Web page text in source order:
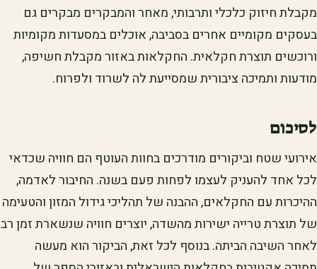
מקבלת חיזוק כלכלי ותרבותי, מאחר והמבקרים מבקרים גם
בעסקים מקומיים אחרים בסביבה, אוכלים במסעדות מקומיות
ורוכשים תוצרת חקלאית. החקלאות באזור מקבלת חשיפה,
מודעות ותמיכה ציבורית שמסייעת לה לשרוד ולפרוח.
לסיכום
אירועי שטח וביקורים מודרכים בחוות העוטף הם חוויה שכדאי
לכל אחד להעניק לעצמו לפחות פעם בשנה. החיבור לאדמה,
ההיכרות עם החקלאים, ההבנה של תהליכי גידול המזון והטעימה
של תוצרת טרייה ישירות מהשדה, יוצרים חוויה שנשארת זמן רב
לאחר השיבה הביתה. בנוסף לכל זאת, הביקור הוא מעשה